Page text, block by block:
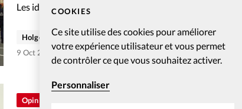
COOKIES
Ce site utilise des cookies pour améliorer
votre expérience utilisateur et vous permet
de contrôler ce que vous souhaitez activer.
Personnaliser
Les idoles modernes – argent, pouvoir, nationalisme –
libère et renverse les idéologies.
Holger Wetjen
9 Oct 2025
Abonnés
Opinions